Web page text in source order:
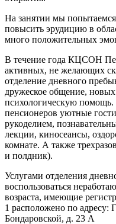
На занятии мы
повысить эрудицию в
много положительных
В течение года КЦСОН
активных, не желающих
отделение дневного
дружеское общение,
психологическую
пенсионеров уютные
рукоделием,
лекции, киносеансы,
комнате. А также
и полдник).
Услугами отделения
воспользоваться
возраста, имеющие
1 расположено по
Бондаровской, д. 23 А